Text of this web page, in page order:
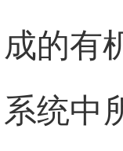
成的有
系统中